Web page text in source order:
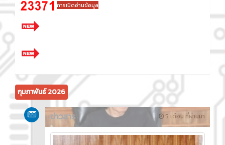
การเปิดอ่านข้อมูล
กุมภาพันธ์ 2026
5 เดือน ที่ผ่านมา
ข่าวสาร